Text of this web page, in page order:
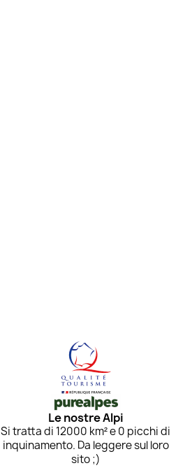
Le nostre Alpi
Si tratta di 12000 km² e 0 picchi di
inquinamento. Da leggere sul loro
sito ;)